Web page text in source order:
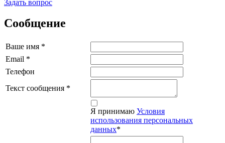
Задать вопрос
Сообщение
Ваше имя *
Email *
Телефон
Текст сообщения *
Я принимаю Условия
использования персональных
данных*